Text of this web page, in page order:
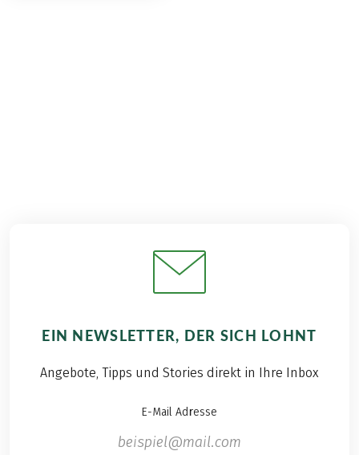
EIN NEWSLETTER, DER SICH LOHNT
Angebote, Tipps und Stories direkt in Ihre Inbox
E-Mail Adresse